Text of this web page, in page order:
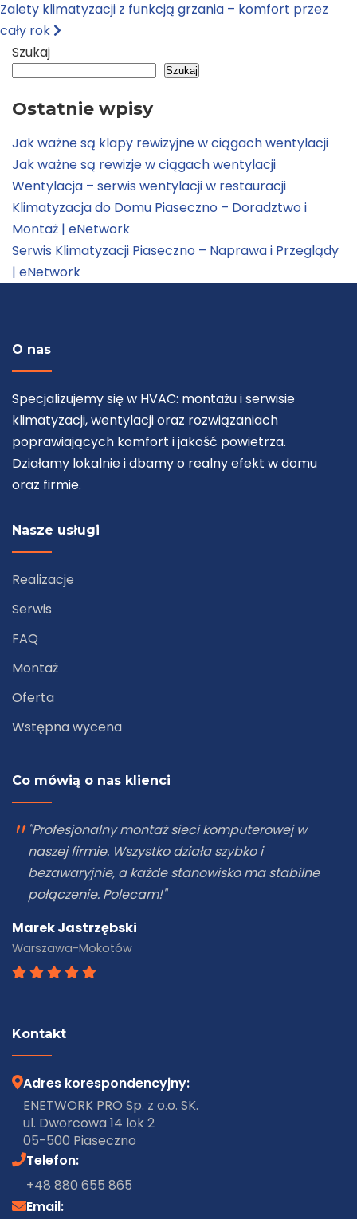
Zalety klimatyzacji z funkcją grzania – komfort przez
cały rok
Szukaj
Szukaj
Ostatnie wpisy
Jak ważne są klapy rewizyjne w ciągach wentylacji
Jak ważne są rewizje w ciągach wentylacji
Wentylacja – serwis wentylacji w restauracji
Klimatyzacja do Domu Piaseczno – Doradztwo i
Montaż | eNetwork
Serwis Klimatyzacji Piaseczno – Naprawa i Przeglądy
| eNetwork
O nas
Specjalizujemy się w HVAC: montażu i serwisie
klimatyzacji, wentylacji oraz rozwiązaniach
poprawiających komfort i jakość powietrza.
Działamy lokalnie i dbamy o realny efekt w domu
oraz firmie.
Nasze usługi
Realizacje
Serwis
FAQ
Montaż
Oferta
Wstępna wycena
Co mówią o nas klienci
"Zleciliśmy firmie eNetwork montaż kamer
Hikvision w naszym sklepie. Jakość obrazu jest
rewelacyjna, a system działa stabilnie. Świetna
robota!"
Katarzyna Lipińska
Piaseczno
Kontakt
Adres korespondencyjny:
ENETWORK PRO Sp. z o.o. SK.
ul. Dworcowa 14 lok 2
05-500 Piaseczno
Telefon:
+48 880 655 865
Email: